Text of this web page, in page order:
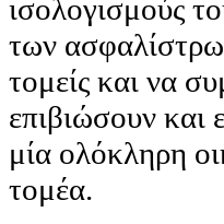
ισολογισμούς
των
τομείς και να
επιβιώσουν και
μία ολόκληρη
τομέα.